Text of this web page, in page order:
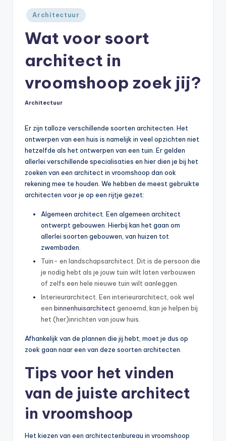
Geplaatst
in
Architectuur
Wat voor soort
architect in
vroomshoop zoek jij?
Geplaatst
Architectuur
Er zijn talloze verschillende soorten architecten. Het
ontwerpen van een huis is namelijk in veel opzichten niet
hetzelfde als het ontwerpen van een tuin. Er gelden
allerlei verschillende specialisaties en hier dien je bij het
zoeken van een architect in vroomshoop dan ook
rekening mee te houden. We hebben de meest gebruikte
architecten voor je op een rijtje gezet:
Algemeen architect. Een algemeen architect
ontwerpt gebouwen. Hierbij kan het gaan om
allerlei soorten gebouwen, van huizen tot
zwembaden.
Tuin- en landschapsarchitect. Dit is de persoon die
je nodig hebt als je jouw tuin wilt laten verbouwen
of zelfs een hele nieuwe tuin wilt aanleggen.
Interieurarchitect. Een interieurarchitect, ook wel
een binnenhuisarchitect genoemd, kan je helpen bij
het (her)inrichten van jouw huis.
Afhankelijk van de plannen die jij hebt, moet je dus op
zoek gaan naar een van deze soorten architecten.
Tips voor het vinden
van de juiste architect
in vroomshoop
Het kiezen van een architectenbureau in vroomshoop